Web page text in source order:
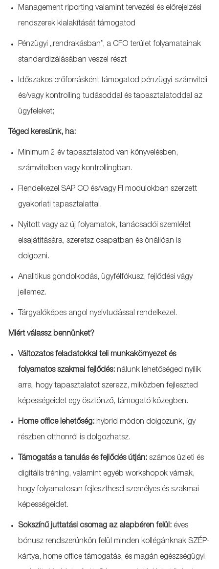
Management riporting valamint tervezési és előrejelzési
rendszerek kialakítását támogatod
Pénzügyi „rendrakásban”, a CFO terület folyamatainak
standardizálásában veszel részt
Időszakos erőforrásként támogatod pénzügyi-számviteli
és/vagy kontrolling tudásoddal és tapasztalatoddal az
ügyfeleket;
Téged keresünk, ha:
Minimum 2 év tapasztalatod van könyvelésben,
számvitelben vagy kontrollingban.
Rendelkezel SAP CO és/vagy FI modulokban szerzett
gyakorlati tapasztalattal.
Nyitott vagy az új folyamatok, tanácsadói szemlélet
elsajátítására, szeretsz csapatban és önállóan is
dolgozni.
Analitikus gondolkodás, ügyfélfókusz, fejlődési vágy
jellemez.
Tárgyalóképes angol nyelvtudással rendelkezel.
Miért válassz bennünket?
Változatos feladatokkal teli munkakörnyezet és
folyamatos szakmai fejlődés:nálunk lehetőséged nyílik
arra, hogy tapasztalatot szerezz, miközben fejleszted
képességeidet egy ösztönző, támogató közegben.
Home office lehetőség:hybrid módon dolgozunk, így
részben otthonról is dolgozhatsz.
Támogatás a tanulás és fejlődés útján:számos üzleti és
digitális tréning, valamint egyéb workshopok várnak,
hogy folyamatosan fejleszthesd személyes és szakmai
képességeidet.
Sokszínű juttatási csomag az alapbéren felül:éves
bónusz rendszerünkön felül minden kollégánknak SZÉP-
kártya, home office támogatás, és magán egészségügyi